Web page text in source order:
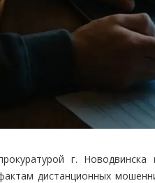
г. Новодвинска
дистанционных